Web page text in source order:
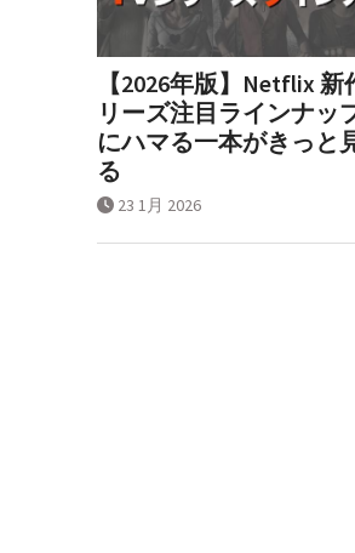
【2026年版】Netflix 新
リーズ注目ラインナッ
にハマる一本がきっと
る
23 1月 2026